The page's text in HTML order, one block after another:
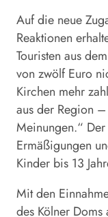
Auf die neue
Reaktionen
Touristen aus
von zwölf Euro
Kirchen mehr
aus der Region
Meinungen.“
Ermäßigungen
Kinder bis 13
Mit den
des Kölner Doms